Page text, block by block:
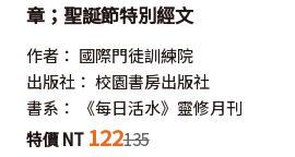
章；聖誕節特別經文
作者： 國際門徒訓練院
出版社： 校園書房出版社
書系：
《每日活水》靈修月刊
特價 NT 122135